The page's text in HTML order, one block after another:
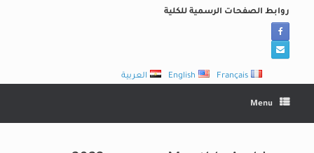
روابط الصفحات الرسمية للكلية
العربية English Français
Menu